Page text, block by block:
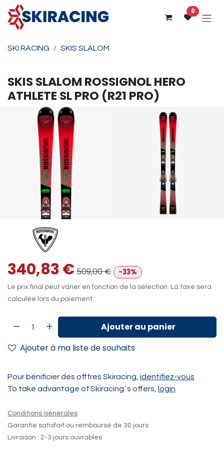
Se rendre au contenu
0
SKI RACING SKIS SLALOM
SKIS SLALOM ROSSIGNOLHERO
ATHLETE SL PRO (R21 PRO)
340,83€509,00€ -33%
Le prix final peut varier en fonction de la sélection. La taxe sera
calculée lors du paiement.
Ajouter au panier
Ajouter à ma liste de souhaits
Pour bénificier des offfres Skiracing, identifiez-vous
To take advantage of Skiracing´s offers,
login
Conditions générales
Garantie satisfait ou remboursé de 30 jours
Livraison : 2-3 jours ouvrables